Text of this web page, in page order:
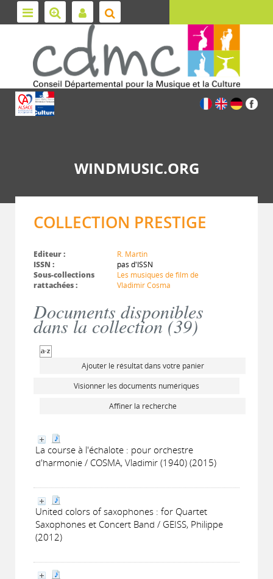
WINDMUSIC.ORG
COLLECTION PRESTIGE
Editeur :
R. Martin
ISSN :
pas d'ISSN
Sous-collections
rattachées :
Les musiques de film de
Vladimir Cosma
Documents disponibles
dans la collection (39)
Ajouter le résultat dans votre panier
Visionner les documents numériques
Affiner la recherche
La course à l'échalote : pour orchestre
d'harmonie / COSMA, Vladimir (1940) (2015)
United colors of saxophones : for Quartet
Saxophones et Concert Band / GEISS, Philippe
(2012)